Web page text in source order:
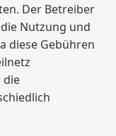
Der Betreiber
Nutzung und
diese Gebühren
die